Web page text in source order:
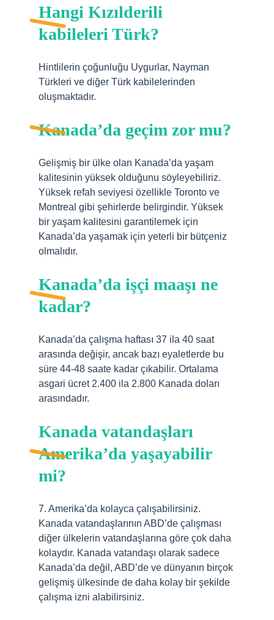
Hangi Kızılderili
kabileleri Türk?
Hintlilerin çoğunluğu Uygurlar, Nayman
Türkleri ve diğer Türk kabilelerinden
oluşmaktadır.
Kanada’da geçim zor mu?
Gelişmiş bir ülke olan Kanada’da yaşam
kalitesinin yüksek olduğunu söyleyebiliriz.
Yüksek refah seviyesi özellikle Toronto ve
Montreal gibi şehirlerde belirgindir. Yüksek
bir yaşam kalitesini garantilemek için
Kanada’da yaşamak için yeterli bir bütçeniz
olmalıdır.
Kanada’da işçi maaşı ne
kadar?
Kanada’da çalışma haftası 37 ila 40 saat
arasında değişir, ancak bazı eyaletlerde bu
süre 44-48 saate kadar çıkabilir. Ortalama
asgari ücret 2.400 ila 2.800 Kanada doları
arasındadır.
Kanada vatandaşları
Amerika’da yaşayabilir
mi?
7. Amerika’da kolayca çalışabilirsiniz.
Kanada vatandaşlarının ABD’de çalışması
diğer ülkelerin vatandaşlarına göre çok daha
kolaydır. Kanada vatandaşı olarak sadece
Kanada’da değil, ABD’de ve dünyanın birçok
gelişmiş ülkesinde de daha kolay bir şekilde
çalışma izni alabilirsiniz.